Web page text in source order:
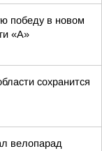
победу в новом
«А»
сохранится
велопарад